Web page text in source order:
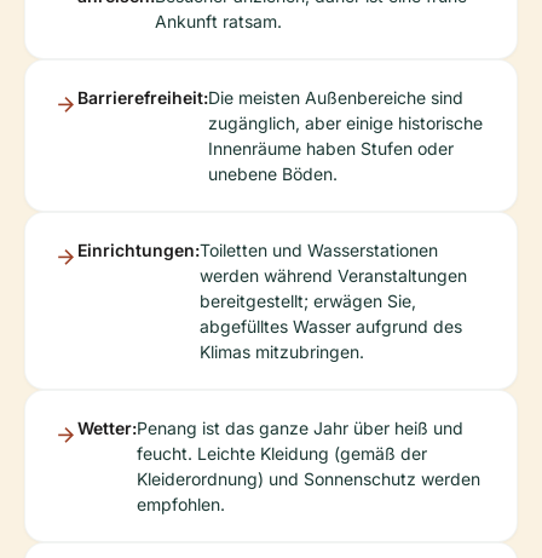
Ankunft ratsam.
Barrierefreiheit:Die meisten Außenbereiche sind
zugänglich, aber einige historische
Innenräume haben Stufen oder
unebene Böden.
Einrichtungen:Toiletten und Wasserstationen
werden während Veranstaltungen
bereitgestellt; erwägen Sie,
abgefülltes Wasser aufgrund des
Klimas mitzubringen.
Wetter:Penang ist das ganze Jahr über heiß und
feucht. Leichte Kleidung (gemäß der
Kleiderordnung) und Sonnenschutz werden
empfohlen.